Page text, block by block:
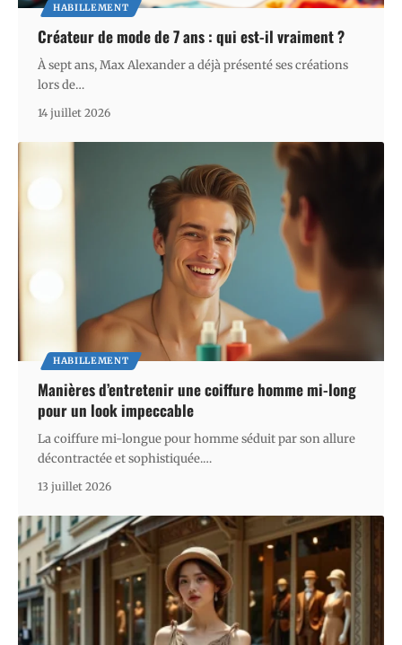
HABILLEMENT
Créateur de mode de 7 ans : qui est-il vraiment ?
À sept ans, Max Alexander a déjà présenté ses créations
lors de…
14 juillet 2026
HABILLEMENT
Manières d’entretenir une coiffure homme mi-long
pour un look impeccable
La coiffure mi-longue pour homme séduit par son allure
décontractée et sophistiquée.…
13 juillet 2026